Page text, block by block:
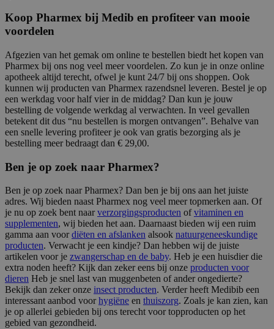
Koop Pharmex bij Medib en profiteer van mooie
voordelen
Afgezien van het gemak om online te bestellen biedt het kopen van
Pharmex bij ons nog veel meer voordelen. Zo kun je in onze online
apotheek altijd terecht, ofwel je kunt 24/7 bij ons shoppen. Ook
kunnen wij producten van Pharmex razendsnel leveren. Bestel je op
een werkdag voor half vier in de middag? Dan kun je jouw
bestelling de volgende werkdag al verwachten. In veel gevallen
betekent dit dus “nu bestellen is morgen ontvangen”. Behalve van
een snelle levering profiteer je ook van gratis bezorging als je
bestelling meer bedraagt dan € 29,00.
Ben je op zoek naar Pharmex?
Ben je op zoek naar Pharmex? Dan ben je bij ons aan het juiste
adres. Wij bieden naast Pharmex nog veel meer topmerken aan. Of
je nu op zoek bent naarverzorgingsproducten ofvitaminen en
supplementen, wij bieden het aan. Daarnaast bieden wij een ruim
gamma aan voordiëten en afslanken alsook natuurgeneeskundige
producten. Verwacht je een kindje? Dan hebben wij de juiste
artikelen voor je zwangerschap en de baby. Heb je een huisdier die
extra noden heeft? Kijk dan zeker eens bij onze producten voor
dieren Heb je snel last van muggenbeten of ander ongedierte?
Bekijk dan zeker onze insect producten. Verder heeft Medibib een
interessant aanbod voorhygiëne en thuiszorg. Zoals je kan zien, kan
je op allerlei gebieden bij ons terecht voor topproducten op het
gebied van gezondheid.